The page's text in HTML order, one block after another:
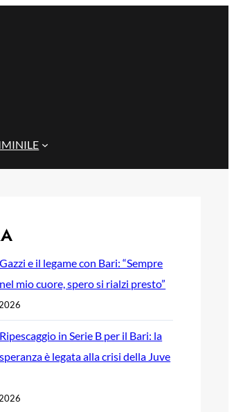
Gazzi e il legame con Bari: “Sempre
nel mio cuore, spero si rialzi presto”
Ripescaggio in Serie B per il Bari: la
speranza è legata alla crisi della Juve